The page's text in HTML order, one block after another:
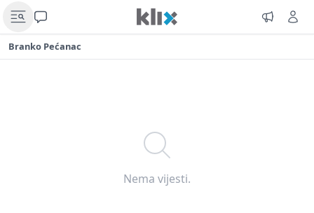
Branko Pećanac
Nema vijesti.